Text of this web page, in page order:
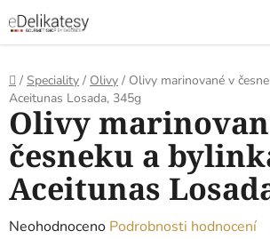
na
obsah
Domů
/ Speciality / Olivy / Olivy marinované v
Aceitunas Losada, 345g
Olivy
česneku a
Aceitunas
Průměrné
Neohodnoceno Podrobnosti hodnocení